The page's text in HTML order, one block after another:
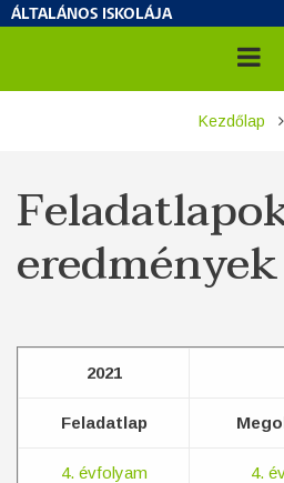
ÁLTALÁNOS ISKOLÁJA
Kezdőlap
eredmények
2021
Feladatlap
4. évfolyam 4.